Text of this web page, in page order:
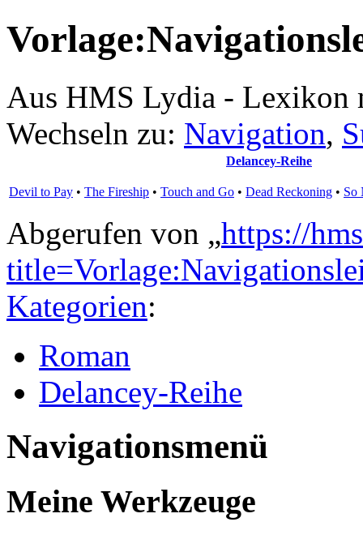
Aus HMS Lydia - Lexikon
Wechseln zu: Navigation,
Delancey-Reihe
Devil to Pay • The Fireship • Touch and Go • Dead Reckoning • So
Abgerufen von „https://
Kategorien:
Roman
Delancey-Reihe
Navigationsmenü
Meine Werkzeuge